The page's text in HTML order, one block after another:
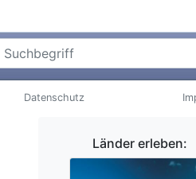
Suchbegriff
Datenschutz
Länder erleben: